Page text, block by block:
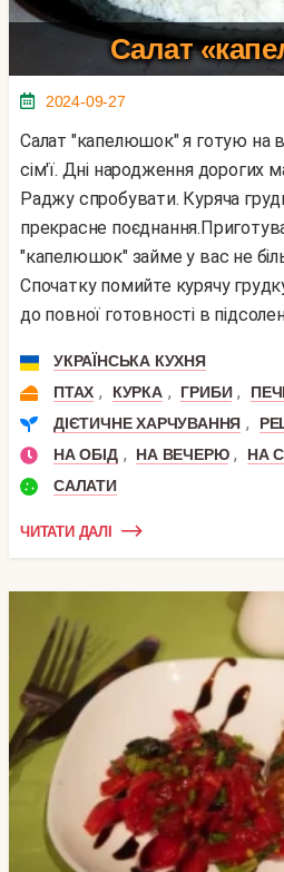
Салат
2024-09-27
Салат "капелюшок" я готую на всі жіночі свята нашої
сім'ї. Дні народження дорогих
Раджу спробувати. Куряча
прекрасне
"капелюшок" займе у вас не
Спочатку помийте курячу
до повної готовності в
УКРАЇНСЬКА КУХНЯ
ПТАХ , КУРКА , ГРИБИ ,
ДІЄТИЧНЕ ХАРЧУВАННЯ ,
НА ОБІД , НА ВЕЧЕРЮ ,
НА
САЛАТИ
ЧИТАТИ ДАЛІ